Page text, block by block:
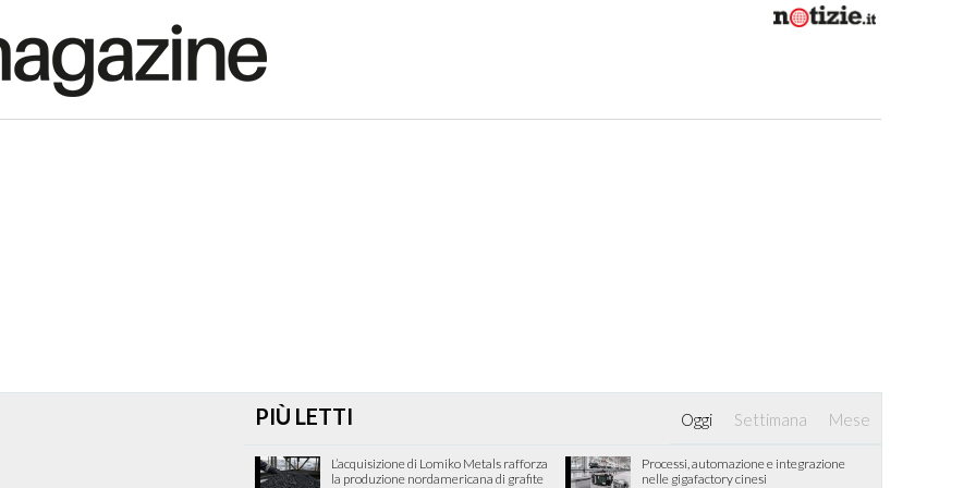
PIÙ LETTI Oggi Settimana Mese
L’acquisizione di Lomiko Metals rafforza
la produzione nordamericana di grafite
Processi, automazione e integrazione
nelle gigafactory cinesi